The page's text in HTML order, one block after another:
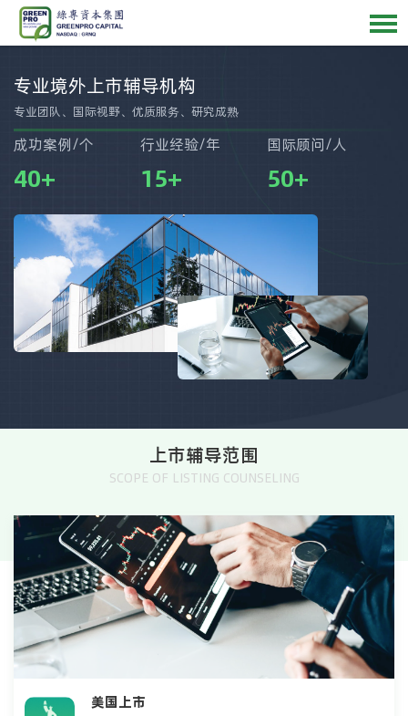
专业境外上市辅导机构
专业团队、国际视野、优质服务、研究成熟
成功案例/个
40+
行业经验/年
15+
国际顾问/人
50+
上市辅导范围
SCOPE OF LISTING COUNSELING
美国上市